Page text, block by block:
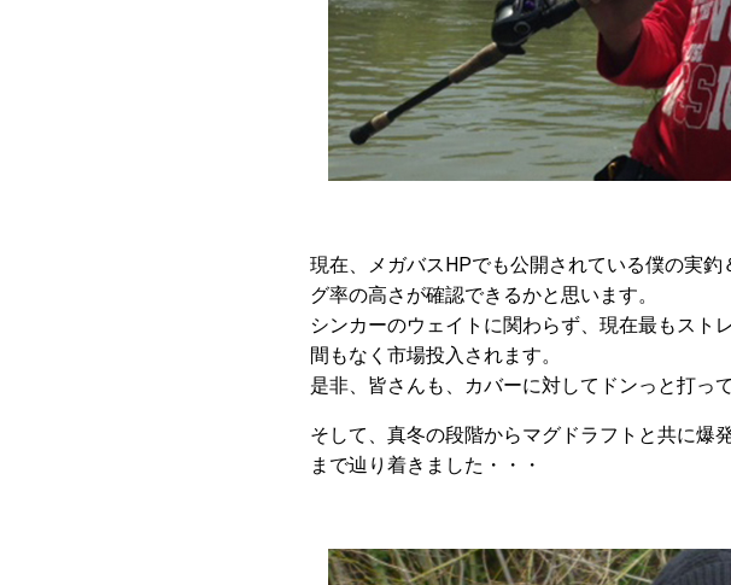
現在、メガバスHPでも公開されている僕の実
グ率の高さが確認できるかと思います。
シンカーのウェイトに関わらず、現在最もスト
間もなく市場投入されます。
是非、皆さんも、カバーに対してドンっと打っ
そして、真冬の段階からマグドラフトと共に爆
まで辿り着きました・・・